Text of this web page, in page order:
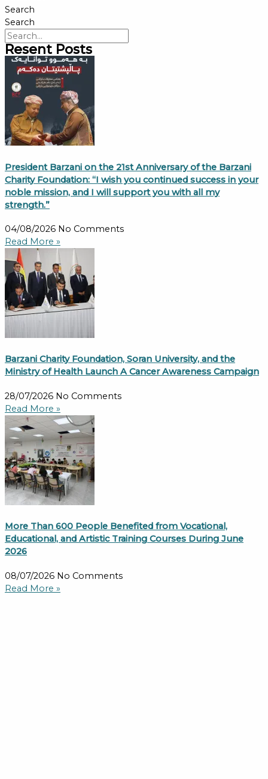
Search
Search
Resent Posts
President Barzani on the 21st Anniversary of the Barzani
Charity Foundation: “I wish you continued success in your
noble mission, and I will support you with all my
strength.”
04/08/2026 No Comments
Read More »
Barzani Charity Foundation, Soran University, and the
Ministry of Health Launch A Cancer Awareness Campaign
28/07/2026 No Comments
Read More »
More Than 600 People Benefited from Vocational,
Educational, and Artistic Training Courses During June
2026
08/07/2026 No Comments
Read More »